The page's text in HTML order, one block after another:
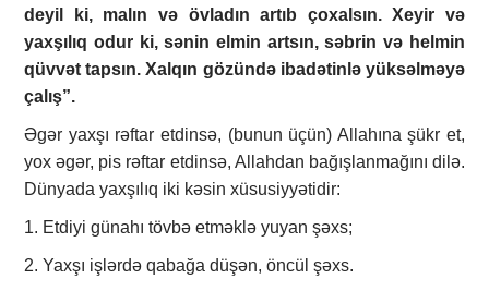
deyil ki, malın və övladın artıb çoxalsın. Xeyir və
yaxşılıq odur ki, sənin elmin artsın, səbrin və helmin
qüvvət tapsın. Xalqın gözündə ibadətinlə yüksəlməyə
çalış”.
Əgər yaxşı rəftar etdinsə, (bunun üçün) Allahına şükr et,
yox əgər, pis rəftar etdinsə, Allahdan bağışlanmağını dilə.
Dünyada yaxşılıq iki kəsin xüsusiyyətidir:
1. Etdiyi günahı tövbə etməklə yuyan şəxs;
2. Yaxşı işlərdə qabağa düşən, öncül şəxs.